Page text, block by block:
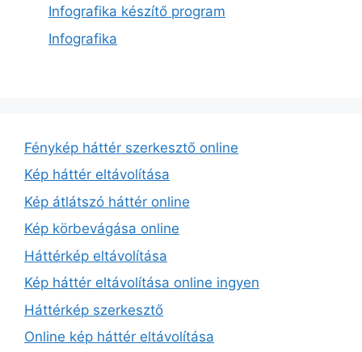
Infografika készítő program
Infografika
Fénykép háttér szerkesztő online
Kép háttér eltávolítása
Kép átlátszó háttér online
Kép körbevágása online
Háttérkép eltávolítása
Kép háttér eltávolítása online ingyen
Háttérkép szerkesztő
Online kép háttér eltávolítása